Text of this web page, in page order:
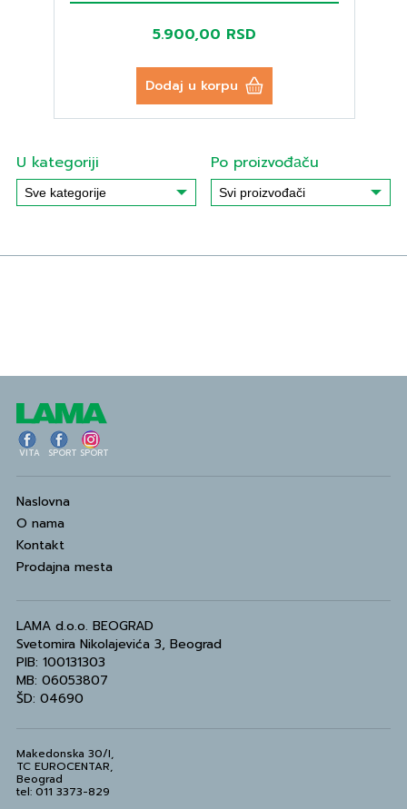
5.900,00 RSD
Dodaj u korpu
U kategoriji Po proizvođаču
VITA SPORT SPORT
Naslovna
O nama
Kontakt
Prodajna mesta
LAMA d.o.o. BEOGRAD
Svetomira Nikolajevića 3, Beograd
PIB: 100131303
MB: 06053807
ŠD: 04690
Makedonska 30/I,
TC EUROCENTAR,
Beograd
tel: 011 3373-829